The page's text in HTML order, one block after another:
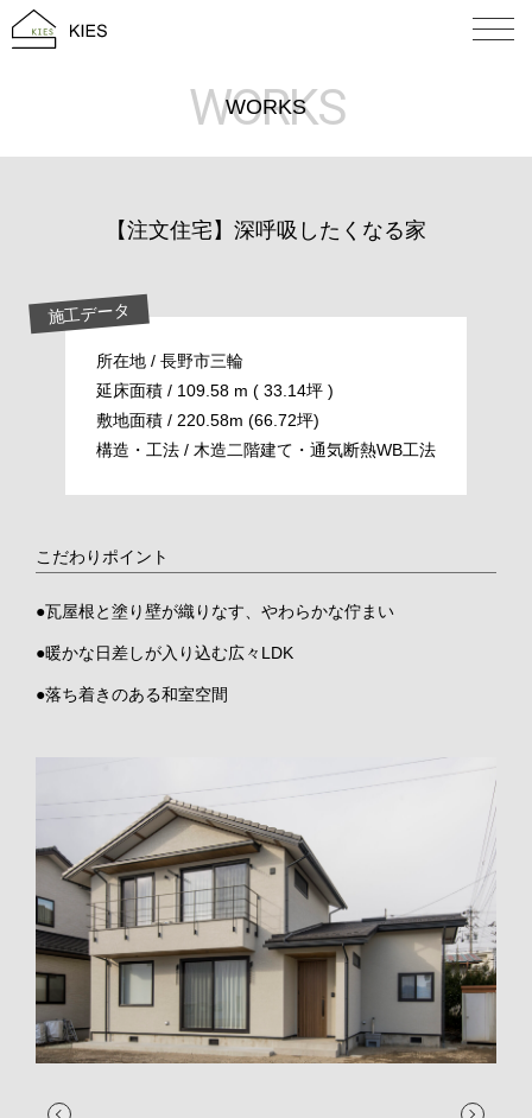
WORKS
WORKS
【注文住宅】深呼吸したくなる家
施工データ
所在地 / 長野市三輪
延床面積 / 109.58 m ( 33.14坪 )
敷地面積 / 220.58m (66.72坪)
構造・工法 / 木造二階建て・通気断熱WB工法
こだわりポイント
瓦屋根と塗り壁が織りなす、やわらかな佇まい
暖かな日差しが入り込む広々LDK
落ち着きのある和室空間